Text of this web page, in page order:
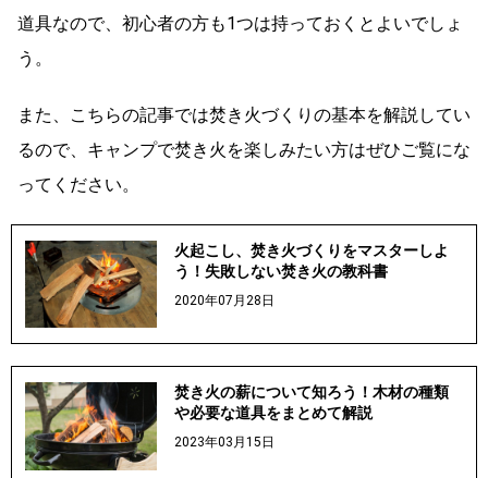
道具なので、初心者の方も1つは持っておくとよいでしょ
う。
また、こちらの記事では焚き火づくりの基本を解説してい
るので、キャンプで焚き火を楽しみたい方はぜひご覧にな
ってください。
火起こし、焚き火づくりをマスターしよ
う！失敗しない焚き火の教科書
2020年07月28日
焚き火の薪について知ろう！木材の種類
や必要な道具をまとめて解説
2023年03月15日